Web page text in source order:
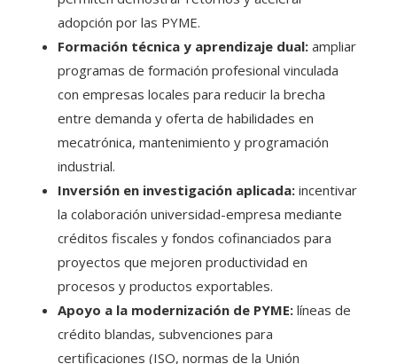
adopción por las PYME.
Formación técnica y aprendizaje dual: ampliar
programas de formación profesional vinculada
con empresas locales para reducir la brecha
entre demanda y oferta de habilidades en
mecatrónica, mantenimiento y programación
industrial.
Inversión en investigación aplicada: incentivar
la colaboración universidad-empresa mediante
créditos fiscales y fondos cofinanciados para
proyectos que mejoren productividad en
procesos y productos exportables.
Apoyo a la modernización de PYME: líneas de
crédito blandas, subvenciones para
certificaciones (ISO, normas de la Unión